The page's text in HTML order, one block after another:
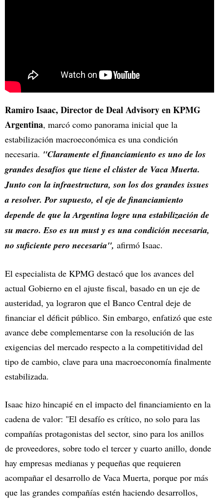
Ramiro Isaac, Director de Deal Advisory en KPMG
Argentina, marcó como panorama inicial que la
estabilización macroeconómica es una condición
necesaria. "Claramente el financiamiento es uno de los
grandes desafíos que tiene el clúster de Vaca Muerta.
Junto con la infraestructura, son los dos grandes issues
a resolver. Por supuesto, el eje de financiamiento
depende de que la Argentina logre una estabilización de
su macro. Eso es un must y es una condición necesaria,
no suficiente pero necesaria", afirmó Isaac.
El especialista de KPMG destacó que los avances del
actual Gobierno en el ajuste fiscal, basado en un eje de
austeridad, ya lograron que el Banco Central deje de
financiar el déficit público. Sin embargo, enfatizó que este
avance debe complementarse con la resolución de las
exigencias del mercado respecto a la competitividad del
tipo de cambio, clave para una macroeconomía finalmente
estabilizada.
Isaac hizo hincapié en el impacto del financiamiento en la
cadena de valor: "El desafío es crítico, no solo para las
compañías protagonistas del sector, sino para los anillos
de proveedores, sobre todo el tercer y cuarto anillo, donde
hay empresas medianas y pequeñas que requieren
acompañar el desarrollo de Vaca Muerta, porque por más
que las grandes compañías estén haciendo desarrollos,